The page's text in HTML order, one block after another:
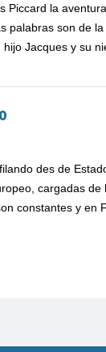
Piccard la
palabras son de
Jacques y su
des de
cargadas
constantes y en